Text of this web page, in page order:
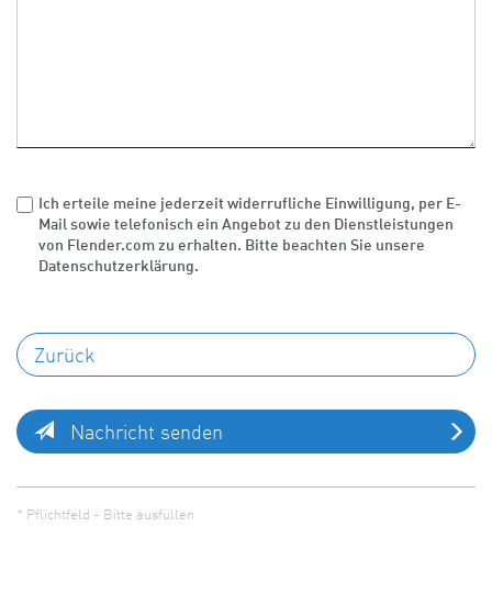
Ich erteile meine jederzeit widerrufliche Einwilligung, per E-
Mail sowie telefonisch ein Angebot zu den Dienstleistungen
von Flender.com zu erhalten. Bitte beachten Sie unsere
Datenschutzerklärung.
Nachricht senden
* Pflichtfeld - Bitte ausfüllen